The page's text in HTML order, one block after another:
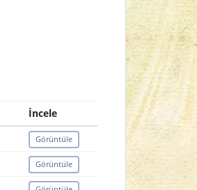
İncele
Görüntüle
Görüntüle